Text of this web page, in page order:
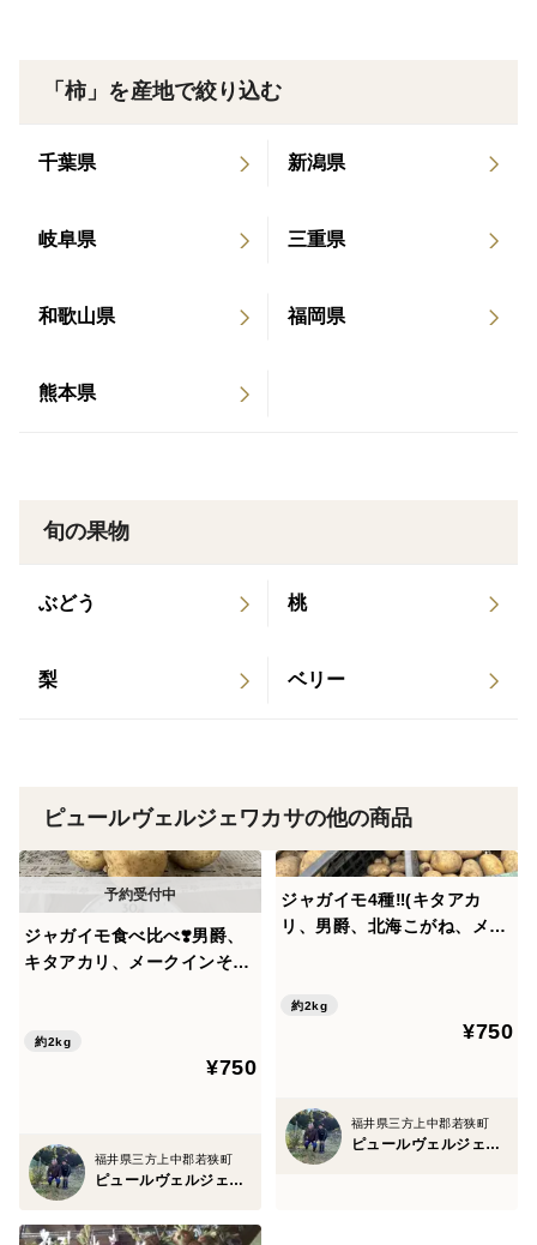
「柿」を産地で絞り込む
千葉県 新潟県
岐阜県 三重県
和歌山県 福岡県
熊本県
旬の果物
ぶどう 桃
梨 ベリー
ピュールヴェルジェワカサの他の商品
ジャガイモ食べ比べ❣️男爵、
キタアカリ、メークインそれ
約2kg
¥750
福井県三方上中郡若狭町
ピュールヴェルジェワカサ
ジャガイモ4種‼️(キタアカ
リ、男爵、北海こがね、メー
約2kg
¥750
福井県三方上中郡若狭町
ピュールヴェルジェワカサ